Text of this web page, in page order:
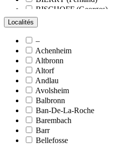
BISCHOFF (Georges)
BLANCHARD (François)
BLANCHARD (Pierre-Valentin)
BLUMENROEDER (Quentin)
BOEHLER (Jean-Michel)
BOËS (Simone)
BORNERT (René)
BOUR (Bernard)
BOURCART (Jean)
BOUVET (Maurice)
BOXBERGER (Romain)
BRAUN (Jean)
BRAUN (Suzanne)
Localités
–
Achenheim
Altbronn
Altorf
Andlau
Avolsheim
Balbronn
Ban-De-La-Roche
Barembach
Barr
Bellefosse